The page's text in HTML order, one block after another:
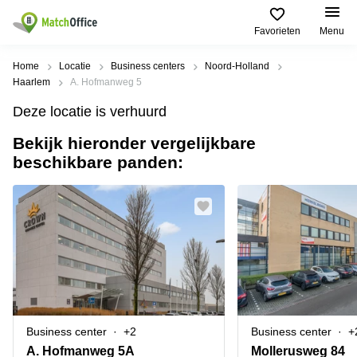
Favorieten Menu
Huren / Verhuren
Productpagina's
Kantoorruimten
Business
Flexplekken
Coworking
Spaces
Vergaderruimten
Virtueel
Kantoor
Bedrijfsruimte
Populaire
Steden
Alkmaar
Oost
Amsterdam
Westpoort
Bergen
Amersfoort
Breda
Populaire
zoekopdrachten
Kantoorruimte
in Breda
Kantoor
huren
Bergen
op
Kantoor
Tiel
Kantoor
huren
Help
Over ons
Voeg je kantoorruimte toe
Huurprijs
Home Locatie Business centers
Noord-Holland
Haarlem
A. Hofmanweg 5
Deze locatie is verhuurd
Bekijk hieronder vergelijkbare
beschikbare panden:
Business center +2
A. Hofmanweg 5A
Business center
Mollerusweg 84